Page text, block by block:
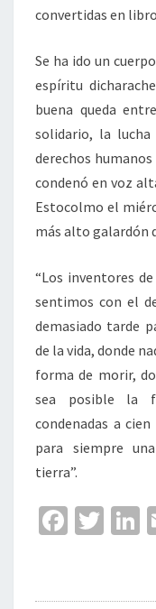
convertidas en
Se ha ido un
espíritu
buena queda
solidario, la
derechos
condenó en voz
Estocolmo el
más alto galardón
“Los inventores
sentimos con el
demasiado tarde
de la vida, donde
forma de morir,
sea posible la
condenadas a
para siempre
tierra”.
Fa T